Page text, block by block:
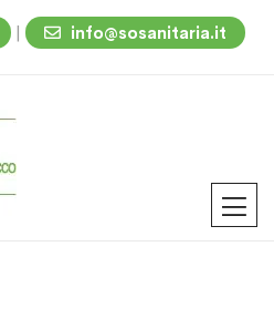
| info@sosanitaria.it